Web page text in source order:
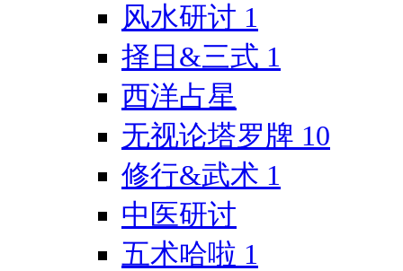
风水研讨 1
择日&三式 1
西洋占星
无视论塔罗牌 10
修行&武术 1
中医研讨
五术哈啦 1